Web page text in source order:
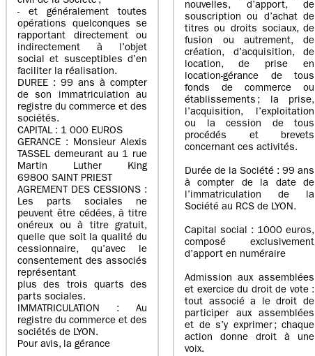
- et généralement toutes
opérations quelconques se
rapportant directement ou
indirectement à l’objet
social et susceptibles d’en
faciliter la réalisation.
DUREE : 99 ans à compter
de son immatriculation au
registre du commerce et des
sociétés.
CAPITAL : 1 000 EUROS
GERANCE : Monsieur Alexis
TASSEL demeurant au 1 rue
Martin Luther King
69800 SAINT PRIEST
AGREMENT DES CESSIONS :
Les parts sociales ne
peuvent être cédées, à titre
onéreux ou à titre gratuit,
quelle que soit la qualité du
cessionnaire, qu’avec le
consentement des associés
représentant
plus des trois quarts des
parts sociales.
IMMATRICULATION : Au
registre du commerce et des
sociétés de LYON.
Pour avis, la gérance
nouvelles, d’apport, de
souscription ou d’achat de
titres ou droits sociaux, de
fusion ou autrement, de
création, d’acquisition, de
location, de prise en
location-gérance de tous
fonds de commerce ou
établissements ; la prise,
l’acquisition, l’exploitation
ou la cession de tous
procédés et brevets
concernant ces activités.
Durée de la Société : 99 ans
à compter de la date de
l’immatriculation de la
Société au RCS de LYON.
Capital social : 1000 euros,
composé exclusivement
d’apport en numéraire
Admission aux assemblées
et exercice du droit de vote :
tout associé a le droit de
participer aux assemblées
et de s’y exprimer ; chaque
action donne droit à une
voix.